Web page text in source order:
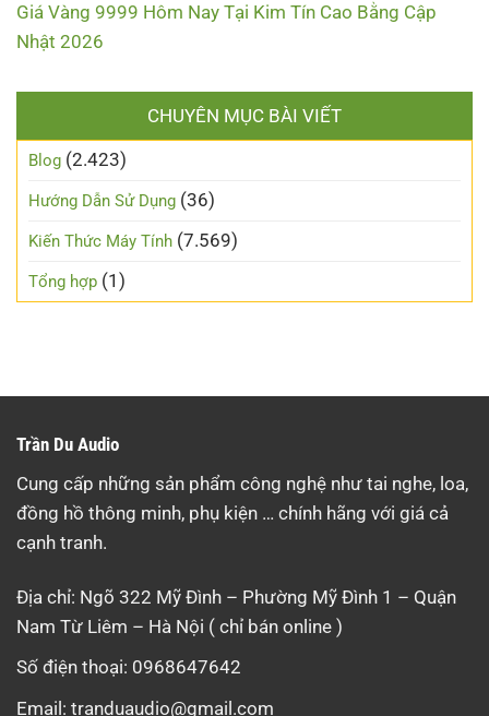
Giá Vàng 9999 Hôm Nay Tại Kim Tín Cao Bằng Cập
Nhật 2026
CHUYÊN MỤC BÀI VIẾT
Blog (2.423)
Hướng Dẫn Sử Dụng (36)
Kiến Thức Máy Tính (7.569)
Tổng hợp (1)
Trần Du Audio
Cung cấp những sản phẩm công nghệ như tai nghe, loa,
đồng hồ thông minh, phụ kiện … chính hãng với giá cả
cạnh tranh.
Địa chỉ: Ngõ 322 Mỹ Đình – Phường Mỹ Đình 1 – Quận
Nam Từ Liêm – Hà Nội ( chỉ bán online )
Số điện thoại: 0968647642
Email: tranduaudio@gmail.com